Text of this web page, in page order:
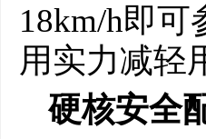
18km/h即
用实力减轻
硬核安全